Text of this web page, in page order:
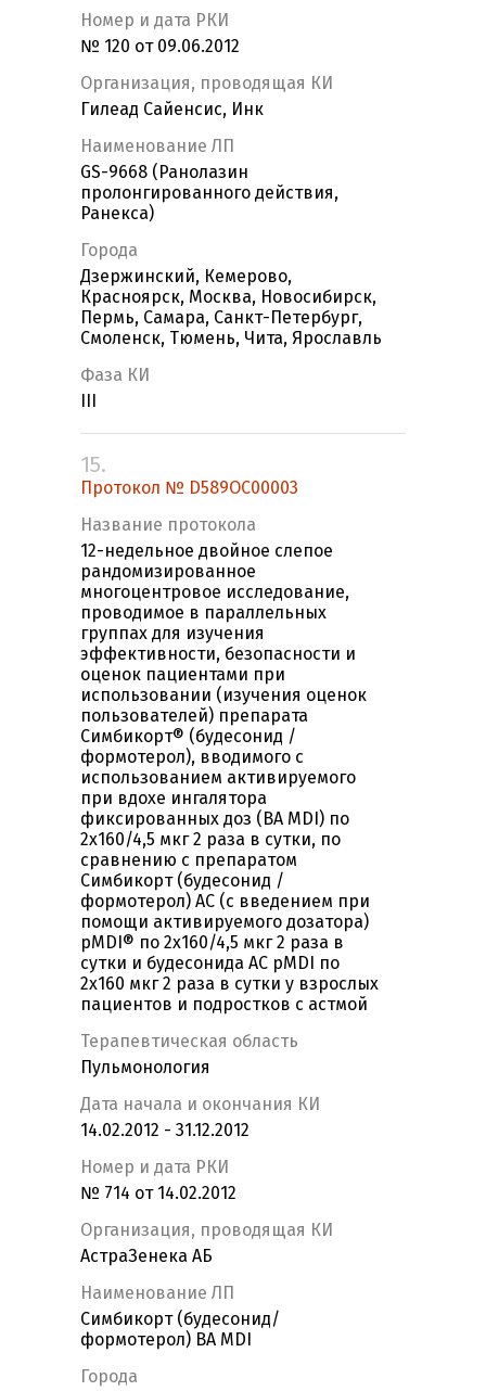
Номер и дата РКИ
№ 120 от 09.06.2012
Организация, проводящая КИ
Гилеад Сайенсис, Инк
Наименование ЛП
GS-9668 (Ранолазин
пролонгированного действия,
Ранекса)
Города
Дзержинский, Кемерово,
Красноярск, Москва, Новосибирск,
Пермь, Самара, Санкт-Петербург,
Смоленск, Тюмень, Чита, Ярославль
Фаза КИ
15.
Протокол № D589OC00003
Название протокола
12-недельное двойное слепое
рандомизированное
многоцентровое исследование,
проводимое в параллельных
группах для изучения
эффективности, безопасности и
оценок пациентами при
использовании (изучения оценок
пользователей) препарата
Симбикорт® (будесонид /
формотерол), вводимого с
использованием активируемого
при вдохе ингалятора
фиксированных доз (BA MDI) по
2x160/4,5 мкг 2 раза в сутки, по
сравнению с препаратом
Симбикорт (будесонид /
формотерол) AC (с введением при
помощи активируемого дозатора)
pMDI® по 2x160/4,5 мкг 2 раза в
сутки и будесонида AC pMDI по
2x160 мкг 2 раза в сутки у взрослых
пациентов и подростков с астмой
Терапевтическая область
Пульмонология
Дата начала и окончания КИ
14.02.2012 - 31.12.2012
Номер и дата РКИ
№ 714 от 14.02.2012
Организация, проводящая КИ
АстраЗенека АБ
Наименование ЛП
Симбикорт (будесонид/
формотерол) ВА MDI
Города